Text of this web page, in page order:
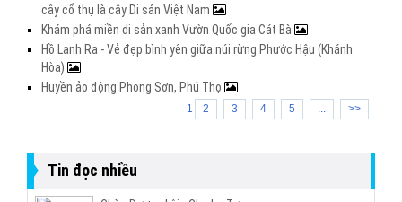
cây cổ thụ là cây Di sản Việt Nam
Khám phá miền di sản xanh Vườn Quốc gia Cát Bà
Hồ Lanh Ra - Vẻ đẹp bình yên giữa núi rừng Phước Hậu (Khánh
Hòa)
Huyền ảo động Phong Sơn, Phú Thọ
1 2 3 4 5 ... >>
Tin đọc nhiều